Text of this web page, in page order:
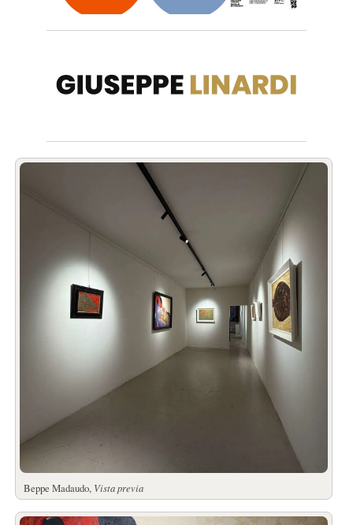
Beppe Madaudo, Vista previa